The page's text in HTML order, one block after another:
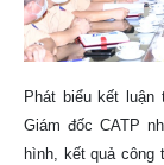
Phát biểu kết luận
Giám đốc CATP
hình, kết quả công